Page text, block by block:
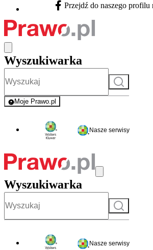
Facebook - otwiera się w nowej karcie
Przejdź do naszego profilu
Wyszukiwarka
Szukaj
Moje Prawo.pl
- rejestracja i logowanie do serwisu
Nasze serwisy
Wyszukiwarka
Szukaj
Nasze serwisy